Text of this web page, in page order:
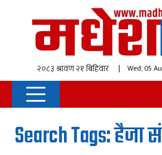
| Wed, 05
Search Tags: हैजा